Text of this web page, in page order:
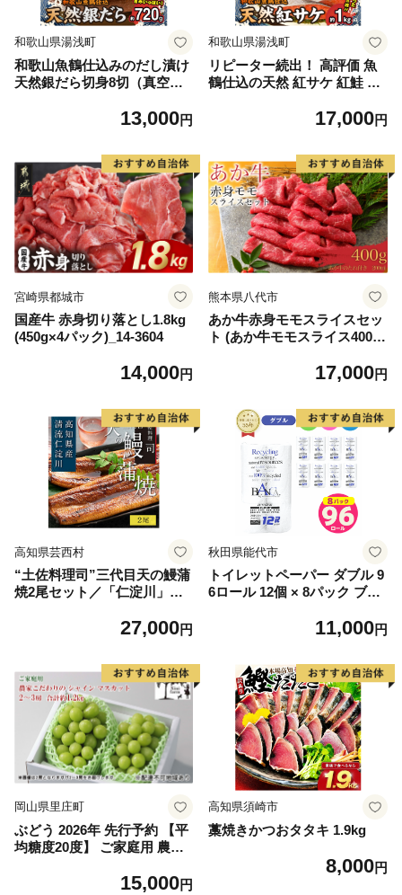
和歌山県湯浅町
和歌山魚鶴仕込みのだし漬け
天然銀だら切身8切（真空パ
製法 良質な脂 ふっくら 柔ら
ぶ だし漬け 煮付け ムニエル
味噌漬け 鍋物 冷凍 湯浅町 送
料無料_G7334
13,000円
和歌山県湯浅町
リピーター続出！ 高評価 魚
鶴仕込の天然 紅サケ 紅鮭 鮭
レビュー高評価 小分け 真空
海鮮 魚介 食品 食べ物 おかず
お弁当 水産加工品 冷凍 グル
メ お取り寄せ 和歌山県 湯浅
町 送料無料_G7317
17,000円
宮崎県都城市
国産牛 赤身切り落とし1.8kg
(450g×4パック)_14-3604
14,000円
熊本県八代市
あか牛赤身モモスライスセッ
ト (あか牛モモスライス400
17,000円
高知県芸西村
“土佐料理司”三代目天の鰻蒲
焼2尾セット／「仁淀川」水
殖 国産・高知県産〈高知市共
27,000円
秋田県能代市
トイレットペーパー ダブル 9
6ロール 12個 × 8パック ブラ
用品 消耗品 無香料 生活用品
11,000円
岡山県里庄町
ぶどう 2026年 先行予約 【平
均糖度20度】 ご家庭用 農家
ット 2～3房 合計約1.2kg ブ
15,000円
高知県須崎市
藁焼きかつおタタキ 1.9kg
8,000円